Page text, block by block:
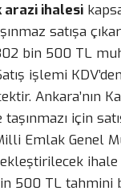
arazi ihalesi
satışa
bin 500 TL
işlemi
Ankara’nın
için
Emlak Genel
ihale
500 TL tahmini